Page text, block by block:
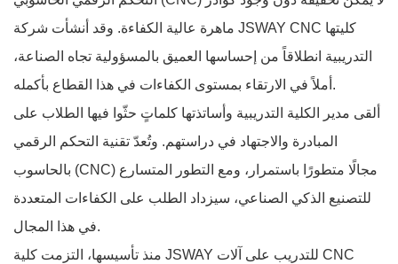
ماهرة عالية الكفاءة. وقد أنشأت شركة JSWAY CNC كليتها
التدريبية انطلاقاً من إحساسها العميق بالمسؤولية تجاه الصناعة،
أملاً في الارتقاء بمستوى الكفاءات في هذا القطاع بأكمله.
ألقى مدير الكلية التدريبية وأساتذتها كلماتٍ حثّوا فيها الطلاب على
المبادرة والاجتهاد في دراستهم. وتُعدّ تقنية التحكم الرقمي
بالحاسوب (CNC) مجالًا متطورًا باستمرار، ومع التطور المتسارع
للتصنيع الذكي الصناعي، سيزداد الطلب على الكفاءات المتعددة
في هذا المجال.
منذ تأسيسها، التزمت كلية JSWAY للتدريب على آلات CNC